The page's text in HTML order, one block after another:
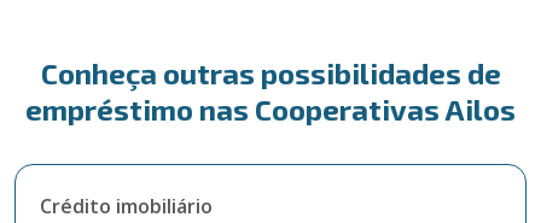
Conheça outras possibilidades de
empréstimo nas Cooperativas Ailos
Crédito imobiliário